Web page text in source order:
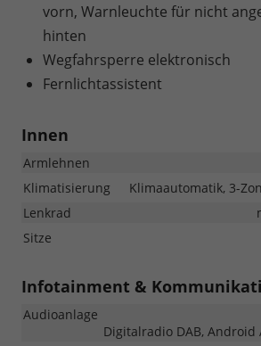
vorn, Warnleuchte für nicht
hinten
Wegfahrsperre elektronisch
Fernlichtassistent
Innen
Armlehnen
Klimatisierung
Klimaautomatik, 3-
Lenkrad
Sitze
Infotainment &
Audioanlage
Digitalradio DAB, Android